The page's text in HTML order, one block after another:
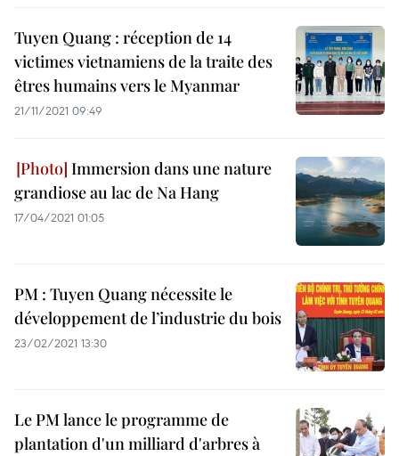
Tuyen Quang : réception de 14
victimes vietnamiens de la traite des
êtres humains vers le Myanmar
21/11/2021 09:49
Immersion dans une nature
grandiose au lac de Na Hang
17/04/2021 01:05
PM : Tuyen Quang nécessite le
développement de l’industrie du bois
23/02/2021 13:30
Le PM lance le programme de
plantation d'un milliard d'arbres à